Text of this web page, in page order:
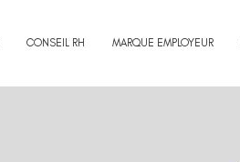
CONSEIL RH MARQUE EMPLOYEUR